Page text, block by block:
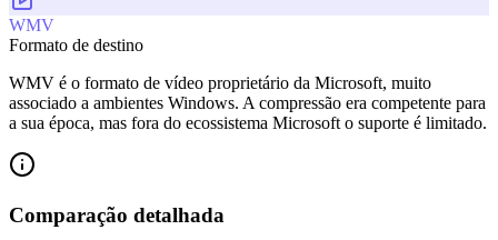
WMV
Formato de destino
WMV é o formato de vídeo proprietário da Microsoft, muito
associado a ambientes Windows. A compressão era competente para
a sua época, mas fora do ecossistema Microsoft o suporte é limitado.
Comparação detalhada